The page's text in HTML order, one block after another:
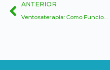
ANTERIOR
Ventosaterapia: Como Funciona e Seus Benefícios para a Saúde